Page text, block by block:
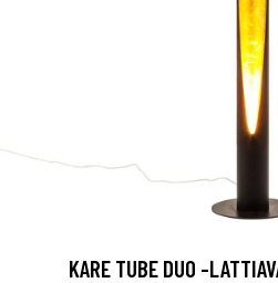
KARE TUBE DUO -